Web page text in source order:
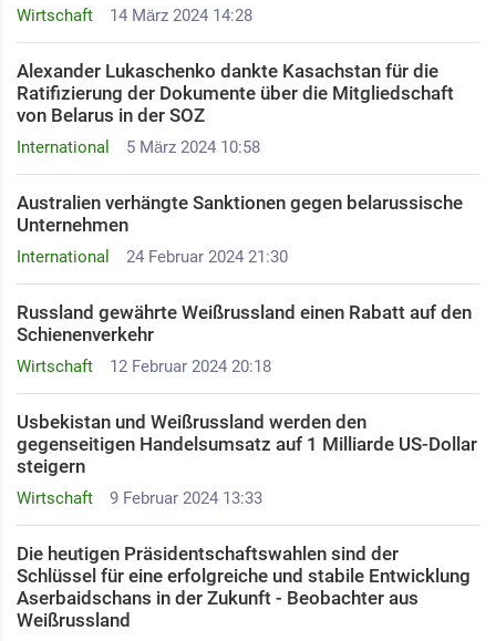
Wirtschaft 14 März 2024 14:28
International 5 März 2024 10:58
Alexander Lukaschenko dankte Kasachstan für die
Ratifizierung der Dokumente über die Mitgliedschaft
von Belarus in der SOZ
International 24 Februar 2024 21:30
Australien verhängte Sanktionen gegen belarussische
Unternehmen
Wirtschaft 12 Februar 2024 20:18
Russland gewährte Weißrussland einen Rabatt auf den
Schienenverkehr ​
Wirtschaft 9 Februar 2024 13:33
Usbekistan und Weißrussland werden den
gegenseitigen Handelsumsatz auf 1 Milliarde US-Dollar
steigern
Die heutigen Präsidentschaftswahlen sind der
Schlüssel für eine erfolgreiche und stabile Entwicklung
Aserbaidschans in der Zukunft - Beobachter aus
Weißrussland